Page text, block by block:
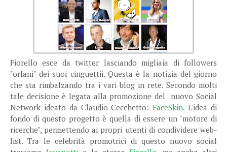
Fiorello esce da twitter lasciando migliaia di followers
"orfani" dei suoi cinguettii. Questa è la notizia del giorno
che sta rimbalzando tra i vari blog in rete. Secondo molti
tale decisione è legata alla promozione del nuovo Social
Network ideato da Claudio Cecchetto:FaceSkin. L'idea di
fondo di questo progetto è quella di essere un "motore di
ricerche", permettendo ai propri utenti di condividere web-
list. Tra le celebrità promotrici di questo nuovo social